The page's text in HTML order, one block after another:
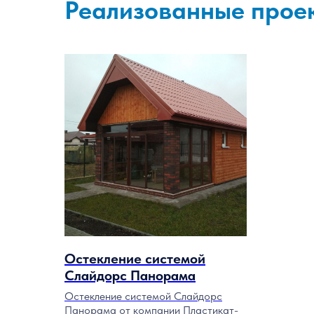
Реализованные
Остекление системой
Слайдорс Панорама
Остекление системой Слайдорс
Панорама от компании Пластикат-